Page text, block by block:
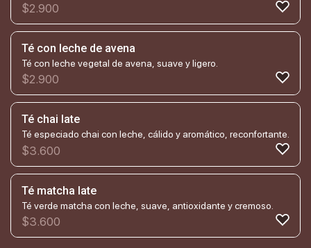
$2.900
Té con leche de avena
Té con leche vegetal de avena, suave y ligero.
$2.900
Té chai late
Té especiado chai con leche, cálido y aromático, reconfortante.
$3.600
Té matcha late
Té verde matcha con leche, suave, antioxidante y cremoso.
$3.600